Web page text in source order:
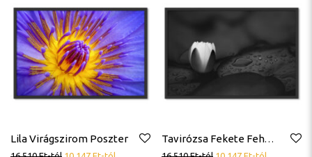
Lila Virágszirom Poszter
Tavirózsa Fekete Fehér Poszter